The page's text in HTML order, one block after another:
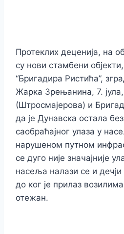
Протеклих деценија, на
су нови стамбени
“Бригадира Ристића”,
Жарка Зрењанина, 7.
(Штросмајерова) и
да је Дунавска остала без
саобраћајног улаза у
нарушеном путном
се дуго није значајније
насеља налази се и дечји
до ког је прилаз
отежан.